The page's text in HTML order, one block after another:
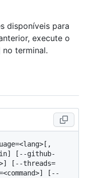
disponíveis para
execute o
no terminal.
[--github-
[--threads=
[--